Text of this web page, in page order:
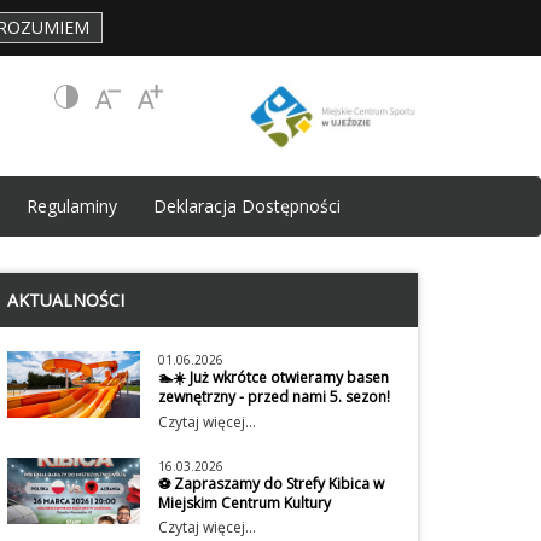
Regulaminy Deklaracja Dostępności
AKTUALNOŚCI
01.06.2026
🏊☀️ Już wkrótce otwieramy basen
zewnętrzny - przed nami 5. sezon!
Z radością informujemy, że trwają
przygotowania do rozpoczęcia 5.
zewnętrznego w Akademii Sportu.
Już wkrótce ponownie zaprosimy
Was do wspólnego korzystania z
letnich atrakcji, relaksu i
Czytaj więcej...
16.03.2026
⚽ Zapraszamy do Strefy Kibica w
Miejskim Centrum Kultury
Jako Miejskie Centrum Sportu
Czytaj więcej...